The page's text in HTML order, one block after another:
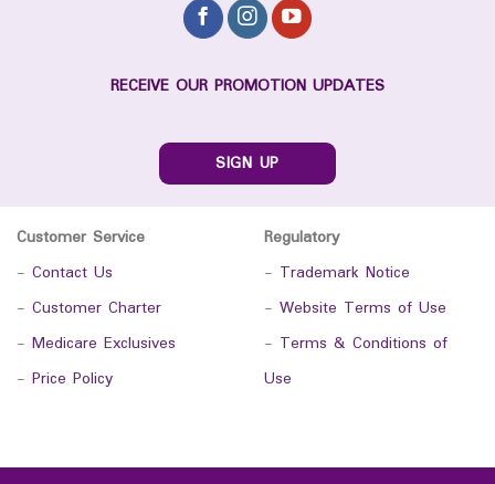
RECEIVE OUR PROMOTION UPDATES
SIGN UP
Customer Service
- Contact Us
- Customer Charter
- Medicare Exclusives
- Price Policy
Regulatory
- Trademark Notice
- Website Terms of Use
- Terms & Conditions of
Use